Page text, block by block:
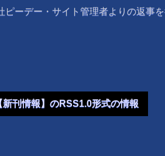
ーデー・サイト管理者よりの返事
新刊情報】のRSS1.0形式の情報